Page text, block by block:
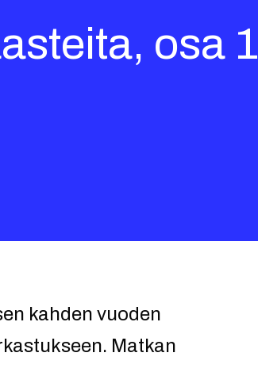
osa 1
kahden vuoden
Matkan